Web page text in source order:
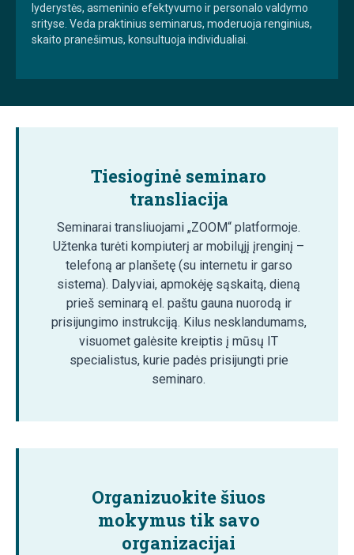
lyderystės, asmeninio efektyvumo ir personalo valdymo
srityse. Veda praktinius seminarus, moderuoja renginius,
skaito pranešimus, konsultuoja individualiai.
Tiesioginė seminaro
transliacija
Seminarai transliuojami „ZOOM“ platformoje.
Užtenka turėti kompiuterį ar mobilųjį įrenginį –
telefoną ar planšetę (su internetu ir garso
sistema). Dalyviai, apmokėję sąskaitą, dieną
prieš seminarą el. paštu gauna nuorodą ir
prisijungimo instrukciją. Kilus nesklandumams,
visuomet galėsite kreiptis į mūsų IT
specialistus, kurie padės prisijungti prie
seminaro.
Organizuokite šiuos
mokymus tik savo
organizacijai